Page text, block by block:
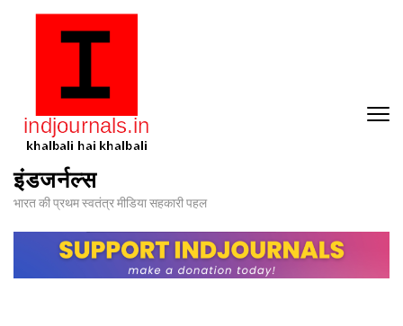
इंडजर्नल्स
भारत की प्रथम स्वतंत्र मीडिया सहकारी पहल